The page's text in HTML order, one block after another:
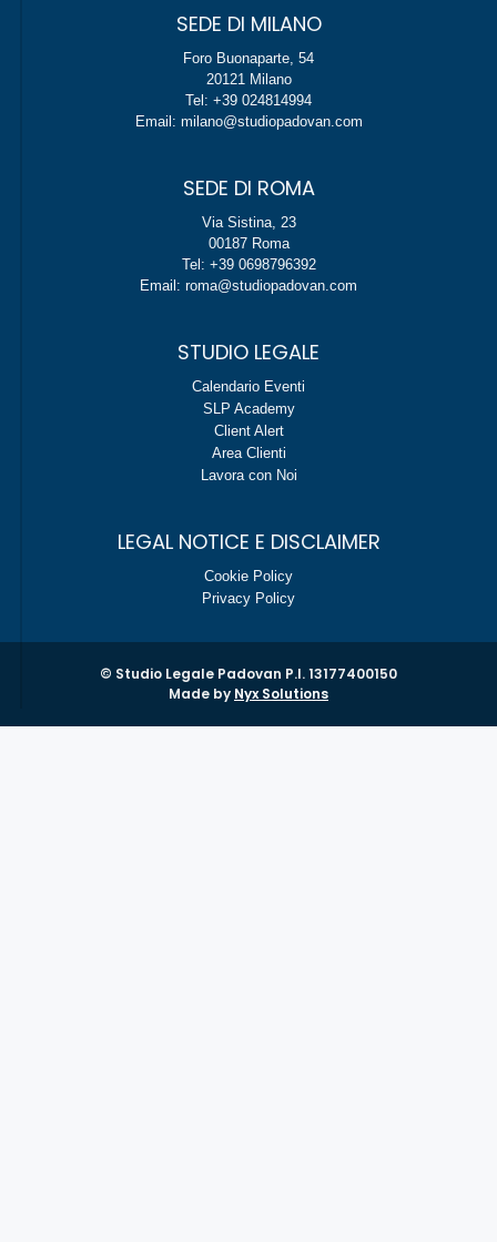
SEDE DI MILANO
Foro Buonaparte, 54
20121 Milano
Tel: +39 024814994
Email: milano@studiopadovan.com
SEDE DI ROMA
Via Sistina, 23
00187 Roma
Tel: +39 0698796392
Email: roma@studiopadovan.com
STUDIO LEGALE
Calendario Eventi
SLP Academy
Client Alert
Area Clienti
Lavora con Noi
LEGAL NOTICE E DISCLAIMER
Cookie Policy
Privacy Policy
© Studio Legale Padovan P.I. 13177400150
Made by Nyx Solutions